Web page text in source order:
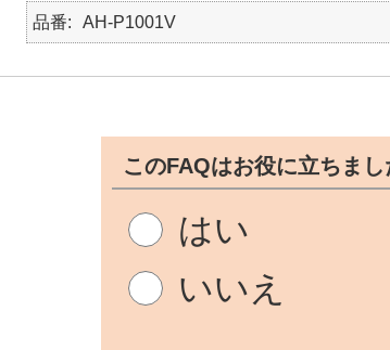
品番 AH-P1001V
このFAQはお役に立ちまし
はい
いいえ